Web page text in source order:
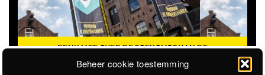
Beheer cookie toestemming
DENK MEE OVER DE TOEKOMST VAN DE
KROEPOEKFABRIEK